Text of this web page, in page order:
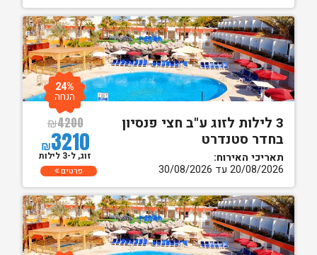
3 לילות לזוג ע"ב חצי פנסיון
בחדר סטנדרט
תאריכי האירוח:
20/08/2026 עד 30/08/2026
₪4200
₪3210
24%
הנחה
זוג, ל-3 לילות
פרטים